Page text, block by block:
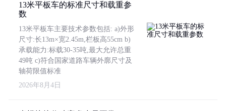
13米平板车的标准尺寸和载重参
数
13米平板车主要技术参数包括: a)外形
尺寸:长13m×宽2.45m,栏板高55cm b)
承载能力:标载30-35吨,最大允许总重
49吨 c)符合国家道路车辆外廓尺寸及
轴荷限值标准
2026年8月4日